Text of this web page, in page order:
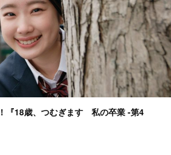
『18歳、つむぎます 私の卒業 -第4